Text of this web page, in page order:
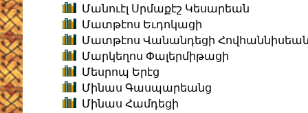
Մանուէլ Սրմաքէշ Կեսարեան
Մատթէոս Եւդոկացի
Մատթէոս Վանանդեցի
Մարկեղոս Փալերմիթացի
Մեսրոպ Երէց
Մինաս Գասպարեանց
Մինաս Համդեցի